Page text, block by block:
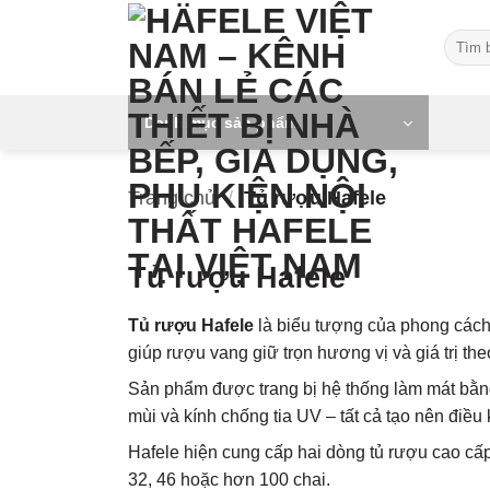
Tìm
kiếm:
Danh mục sản phẩm
Trang chủ / Tủ rượu Hafele
Tủ rượu Hafele
Tủ rượu Hafele là biểu tượng của phong
giúp rượu vang giữ trọn hương vị và giá trị
Sản phẩm được trang bị hệ thống làm mát
mùi và kính chống tia UV – tất cả tạo nên
Hafele hiện cung cấp hai dòng tủ rượu cao
32, 46 hoặc hơn 100 chai.